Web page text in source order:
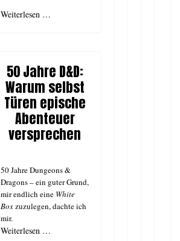
Weiterlesen …
50 Jahre D&D:
Warum selbst
Türen epische
Abenteuer
versprechen
50 Jahre Dungeons &
Dragons – ein guter Grund,
mir endlich eine White
Boxzuzulegen, dachte ich
mir.
Weiterlesen …